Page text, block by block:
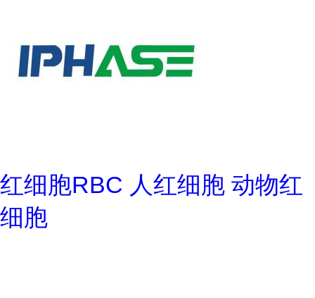
红细胞RBC 人红细胞 动物红
细胞